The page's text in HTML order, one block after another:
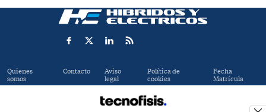
Quienes
somos
Contacto Aviso
legal
Política de
cookies
Fecha
Matrícula